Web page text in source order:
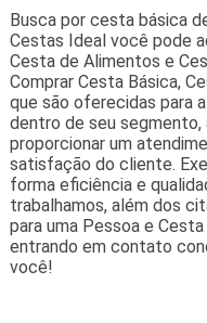
Busca por cesta básica
Cestas Ideal você pode
Cesta de Alimentos e
Comprar Cesta Básica,
que são oferecidas para
dentro de seu
proporcionar um
satisfação do cliente.
forma eficiência e
trabalhamos, além dos
para uma Pessoa e
entrando em contato
você!